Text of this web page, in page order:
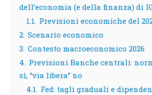
dell’economia (e della finanza) di
1.1. Previsioni economiche del
2. Scenario economico
3. Contesto macroeconomico 2026
4. Previsioni Banche centrali:
sì, “via libera” no
4.1. Fed: tagli graduali e